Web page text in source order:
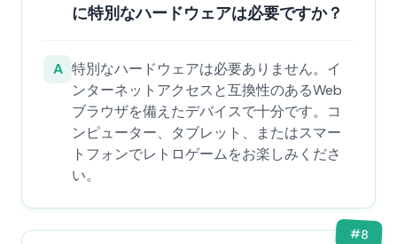
に特別なハードウェアは必要ですか？
A 特別なハードウェアは必要ありません。イ
ンターネットアクセスと互換性のあるWeb
ブラウザを備えたデバイスで十分です。コ
ンピューター、タブレット、またはスマー
トフォンでレトロゲームをお楽しみくださ
い。
#8